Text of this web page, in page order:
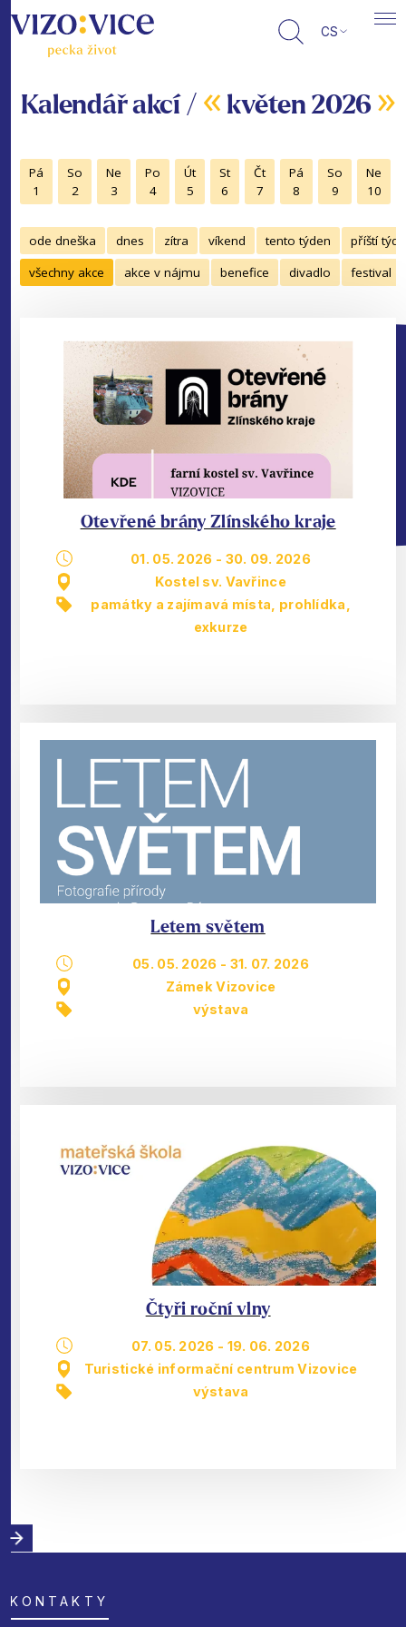
CS
Kalendář akcí / « květen 2026 »
Pá
1
So
2
Ne
3
Po
4
Út
5
St
6
Čt
7
Pá
8
So
9
Ne
10
ode dneška dnes zítra víkend tento týden
příští
všechny akce
akce v nájmu benefice divadlo festival
Otevřené brány Zlínského kraje
01. 05. 2026 - 30. 09. 2026
Kostel sv. Vavřince
památky a zajímavá místa
prohlídka,
exkurze
Letem světem
05. 05. 2026 - 31. 07. 2026
Zámek Vizovice
výstava
Čtyři roční vlny
07. 05. 2026 - 19. 06. 2026
Turistické informační centrum Vizovice
výstava
KONTAKTY